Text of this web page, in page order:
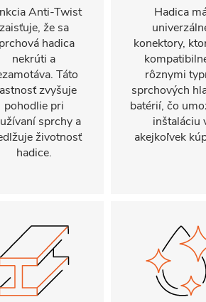
Anti-Twist
zaisťuje, že sa
hadica
nekrúti a
Táto
zvyšuje
pohodlie pri
sprchy a
životnosť
hadice.
Hadica
konektory,
rôznymi
sprchových
batérií, čo
inštaláciu
akejkoľvek